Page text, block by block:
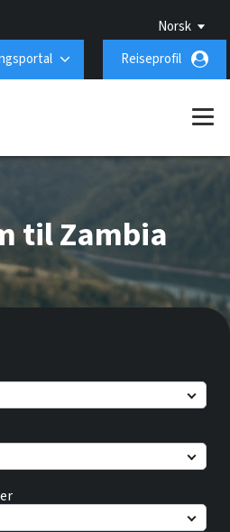
Norsk
Reiseprofil
til Zambia